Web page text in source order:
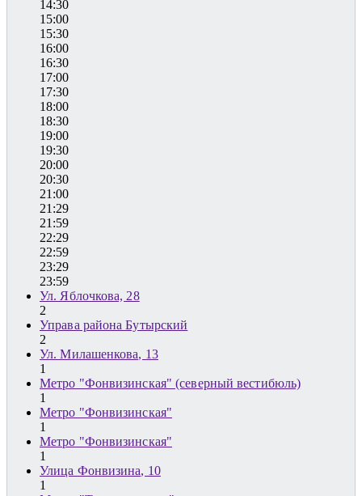
14:30
15:00
15:30
16:00
16:30
17:00
17:30
18:00
18:30
19:00
19:30
20:00
20:30
21:00
21:29
21:59
22:29
22:59
23:29
23:59
Ул. Яблочкова, 28
2
Управа района Бутырский
2
Ул. Милашенкова, 13
1
Метро "Фонвизинская" (северный вестибюль)
1
Метро "Фонвизинская"
1
Метро "Фонвизинская"
1
Улица Фонвизина, 10
1